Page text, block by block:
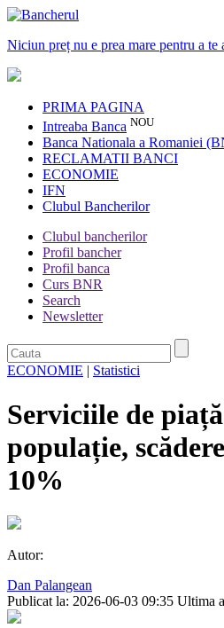
Niciun preț nu e prea mare pentru a te
PRIMA PAGINA
Intreaba Banca NOU
Banca Nationala a Romaniei
RECLAMATII BANCI
ECONOMIE
IFN
Clubul Bancherilor
Clubul bancherilor
Profil bancher
Profil banca
Curs BNR
Search
Newsletter
ECONOMIE | Statistici
Serviciile de
populație,
10%
Autor:
Dan Palangean
Publicat la: 2026-06-03 09:35 Ultima